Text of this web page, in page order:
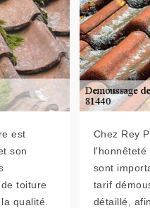
est
son
toiture
qualité.
Chez Rey
l'honnêteté
sont
tarif
détaillé,